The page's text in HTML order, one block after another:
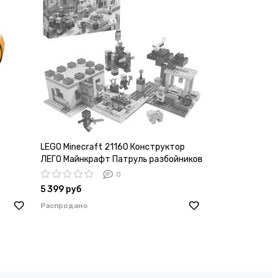
LEGO Minecraft 21160 Конструктор
ЛЕГО Майнкрафт Патруль разбойников
0
5 399 руб
Распродано